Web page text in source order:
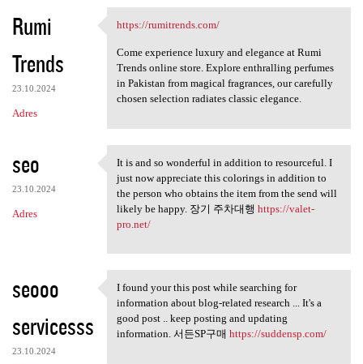
Rumi
Trends
23.10.2024
Adres
https://rumitrends.com/
https://rumitrends.com/
Come experience luxury and elegance at Rumi
Trends online store. Explore enthralling perfumes
in Pakistan from magical fragrances, our carefully
chosen selection radiates classic elegance.
seo
23.10.2024
Adres
It is and so wonderful in
It is and so wonderful in addition to resourceful. I
just now appreciate this colorings in addition to
the person who obtains the item from the send will
likely be happy. 장기 주차대행 https://valet-
pro.net/
seooo
servicesss
23.10.2024
I found your this post while
I found your this post while searching for
information about blog-related research ... It's a
good post .. keep posting and updating
information. 서든SP구매 https://suddensp.com/